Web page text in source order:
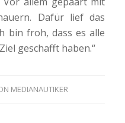
Dafür lief das
bin froh, dass es alle
geschafft haben.“
MEDIANAUTIKER